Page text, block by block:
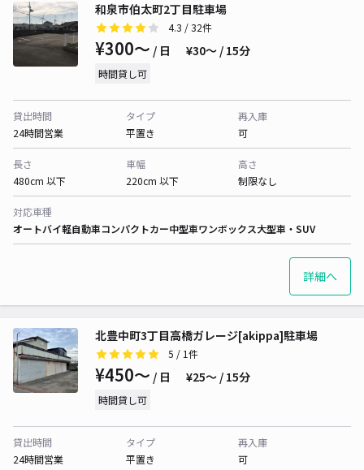
和泉市伯太町2丁目駐車場
4.3 / 32件
¥300〜 / 日 ¥30〜 / 15分
時間貸し可
貸出時間
24時間営業
タイプ
平置き
再入庫
可
長さ
480cm 以下
車幅
220cm 以下
高さ
制限なし
対応車種
オートバイ軽自動車コンパクトカー中型車ワンボックス大型車・SUV
詳細へ
北豊中町3丁目高橋ガレージ[akippa]駐車場
5 / 1件
¥450〜 / 日 ¥25〜 / 15分
時間貸し可
貸出時間
24時間営業
タイプ
平置き
再入庫
可